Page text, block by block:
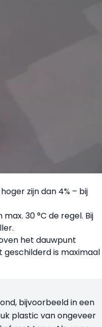
zijn dan 4% – bij
30 °C de regel. Bij
het dauwpunt
is maximaal
bijvoorbeeld in een
plastic van ongeveer